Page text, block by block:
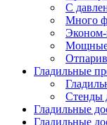
С
Много
Эконом-
Мощные
Гладильные
Стенды
Гладильные
Гладильные